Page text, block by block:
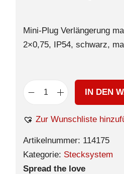
Mini-Plug Verlängerung
2×0,75, IP54, schwarz,
IN DEN
Zur Wunschliste
Artikelnummer: 114175
Kategorie: Stecksystem
Spread the love